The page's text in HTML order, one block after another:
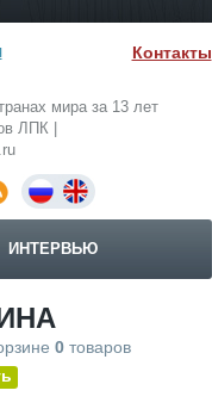
Контакты
мира за 13 лет
ЛПК |
ИНТЕРВЬЮ
0товаров